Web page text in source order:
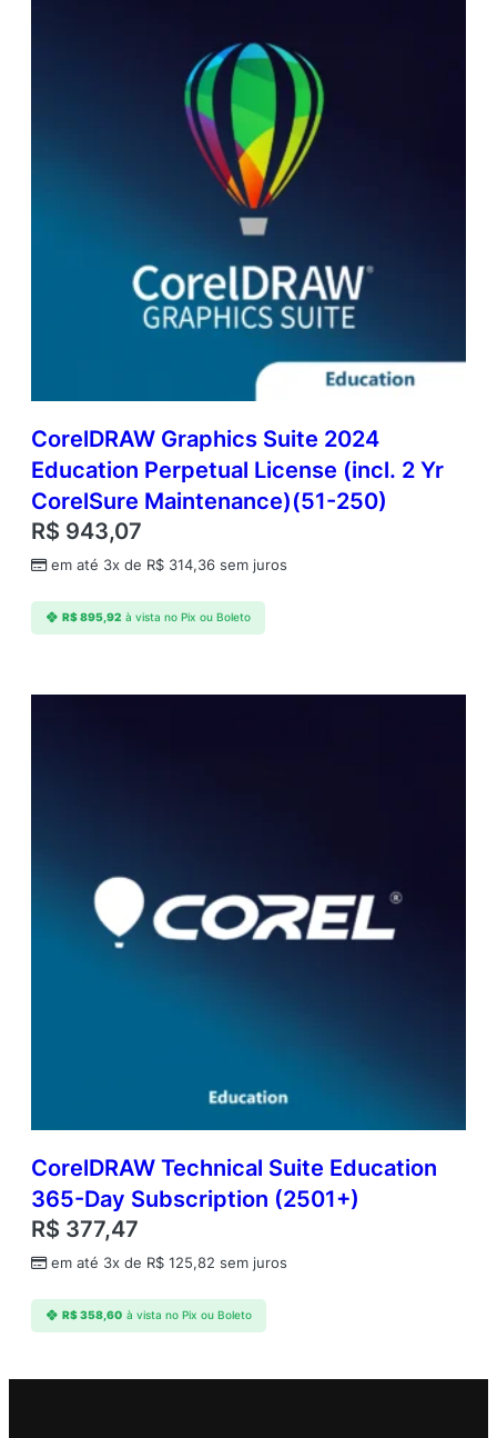
CorelDRAW Graphics Suite 2024
Education Perpetual License (incl. 2 Yr
CorelSure Maintenance)(51-250)
R$ 943,07
em até 3x de R$ 314,36 sem juros
R$895,92 à vista no Pix ou Boleto
CorelDRAW Technical Suite Education
365-Day Subscription (2501+)
R$ 377,47
em até 3x de R$ 125,82 sem juros
R$358,60 à vista no Pix ou Boleto